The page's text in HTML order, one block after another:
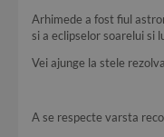
Arhimede a fost fiul
si a eclipselor soarelui si
Vei ajunge la stele
A se respecte varsta